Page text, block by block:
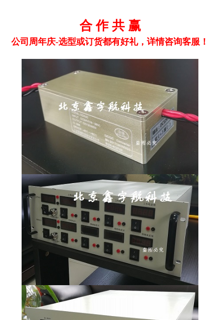
合 作 共 赢
公司周年庆-选型或订货都有好礼，详情咨询客服！